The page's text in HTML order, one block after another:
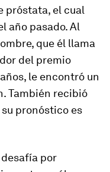
próstata, el cual
año pasado. Al
que él llama
del premio
le encontró un
También recibió
pronóstico es
desafía por